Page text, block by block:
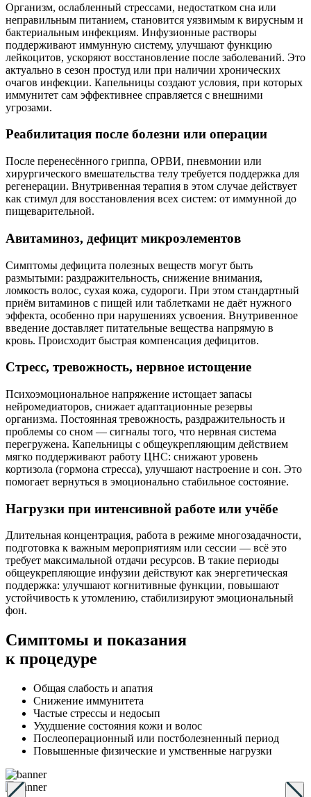
Организм, ослабленный стрессами, недостатком сна или
неправильным питанием, становится уязвимым к вирусным и
бактериальным инфекциям. Инфузионные растворы
поддерживают иммунную систему, улучшают функцию
лейкоцитов, ускоряют восстановление после заболеваний. Это
актуально в сезон простуд или при наличии хронических
очагов инфекции. Капельницы создают условия, при которых
иммунитет сам эффективнее справляется с внешними
угрозами.
Реабилитация после болезни или операции
После перенесённого гриппа, ОРВИ, пневмонии или
хирургического вмешательства телу требуется поддержка для
регенерации. Внутривенная терапия в этом случае действует
как стимул для восстановления всех систем: от иммунной до
пищеварительной.
Авитаминоз, дефицит микроэлементов
Симптомы дефицита полезных веществ могут быть
размытыми: раздражительность, снижение внимания,
ломкость волос, сухая кожа, судороги. При этом стандартный
приём витаминов с пищей или таблетками не даёт нужного
эффекта, особенно при нарушениях усвоения. Внутривенное
введение доставляет питательные вещества напрямую в
кровь. Происходит быстрая компенсация дефицитов.
Стресс, тревожность, нервное истощение
Психоэмоциональное напряжение истощает запасы
нейромедиаторов, снижает адаптационные резервы
организма. Постоянная тревожность, раздражительность и
проблемы со сном — сигналы того, что нервная система
перегружена. Капельницы с общеукрепляющим действием
мягко поддерживают работу ЦНС: снижают уровень
кортизола (гормона стресса), улучшают настроение и сон. Это
помогает вернуться в эмоционально стабильное состояние.
Нагрузки при интенсивной работе или учёбе
Длительная концентрация, работа в режиме многозадачности,
подготовка к важным мероприятиям или сессии — всё это
требует максимальной отдачи ресурсов. В такие периоды
общеукрепляющие инфузии действуют как энергетическая
поддержка: улучшают когнитивные функции, повышают
устойчивость к утомлению, стабилизируют эмоциональный
фон.
Симптомы и показания
к процедуре
Общая слабость и апатия
Снижение иммунитета
Частые стрессы и недосып
Ухудшение состояния кожи и волос
Послеоперационный или постболезненный период
Повышенные физические и умственные нагрузки